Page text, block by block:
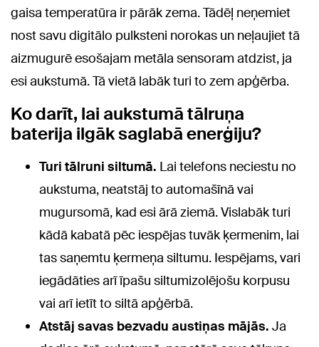
gaisa temperatūra ir pārāk zema. Tādēļ neņemiet
nost savu digitālo pulksteni norokas un neļaujiet tā
aizmugurē esošajam metāla sensoram atdzist, ja
esi aukstumā. Tā vietā labāk turi to zem apģērba.
Ko darīt, lai aukstumā tālruņa
baterija ilgāk saglabā enerģiju?
Turi tālruni siltumā. Lai telefons neciestu no
aukstuma, neatstāj to automašīnā vai
mugursomā, kad esi ārā ziemā. Vislabāk turi
kādā kabatā pēc iespējas tuvāk ķermenim, lai
tas saņemtu ķermeņa siltumu. Iespējams, vari
iegādāties arī īpašu siltumizolējošu korpusu
vai arī ietīt to siltā apģērbā.
Atstāj savas bezvadu austiņas mājās. Ja